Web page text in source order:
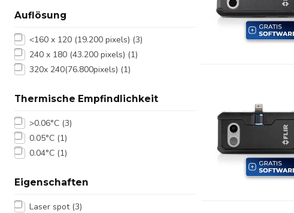
Auflösung
<160 x 120 (19.200 pixels) (3)
240 x 180 (43.200 pixels) (1)
320x 240(76.800pixels) (1)
Thermische Empfindlichkeit
>0.06°C (3)
0.05°C (1)
0.04°C (1)
Eigenschaften
Laser spot (3)